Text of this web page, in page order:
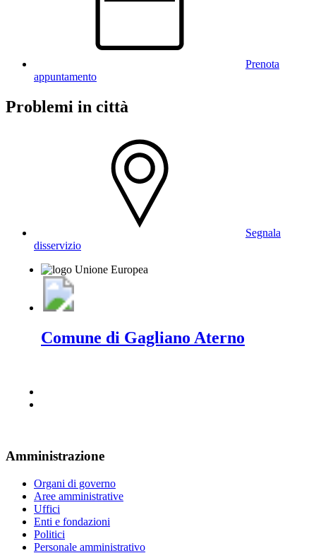
Prenota
appuntamento
Problemi in città
Segnala
disservizio
Comune di Gagliano Aterno
Amministrazione
Organi di governo
Aree amministrative
Uffici
Enti e fondazioni
Politici
Personale amministrativo